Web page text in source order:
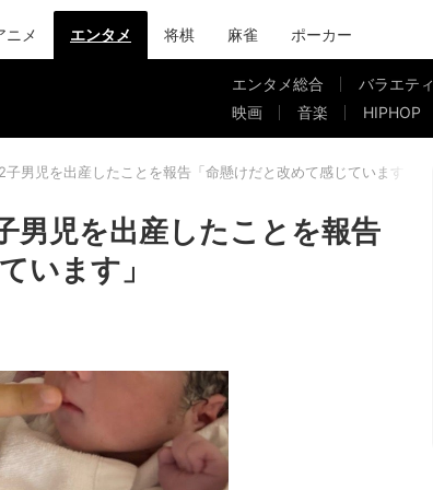
ニメ エンタメ 将棋 麻雀 ポーカー
エンタメ総合 バラエティ
映画
音楽 HIPHOP
男児を出産したことを報告「命懸けだと改めて感じています」
男児を出産したことを報告
います」